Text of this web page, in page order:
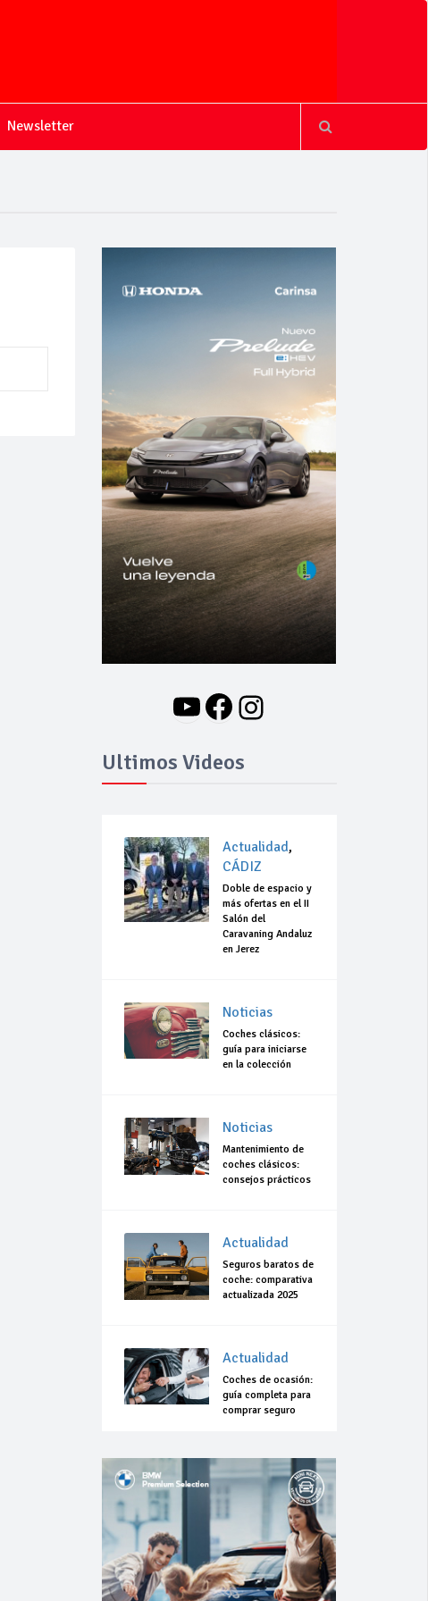
Newsletter
YouTube
Facebook
Instagram
Ultimos Videos
Actualidad,
CÁDIZ
Doble de espacio y
más ofertas en el II
Salón del
Caravaning Andaluz
en Jerez
Noticias
Coches clásicos:
guía para iniciarse
en la colección
Noticias
Mantenimiento de
coches clásicos:
consejos prácticos
Actualidad
Seguros baratos de
coche: comparativa
actualizada 2025
Actualidad
Coches de ocasión:
guía completa para
comprar seguro